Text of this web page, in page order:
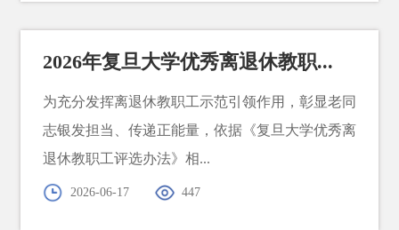
2026年复旦大学优秀离退休教职...
为充分发挥离退休教职工示范引领作用，彰显老同
志银发担当、传递正能量，依据《复旦大学优秀离
退休教职工评选办法》相...
2026-06-17 447